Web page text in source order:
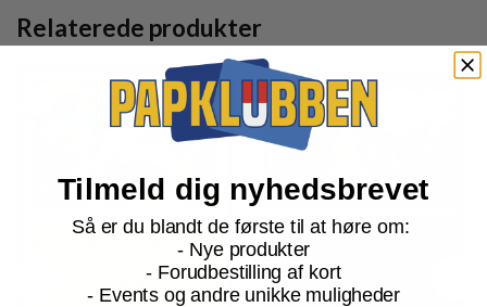
Relaterede produkter
Tilmeld dig nyhedsbrevet
Så er du blandt de første til at høre om:
- Nye produkter
- Forudbestilling af kort
- Events og andre unikke muligheder